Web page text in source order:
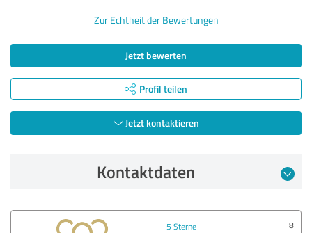
Zur Echtheit der Bewertungen
Jetzt bewerten
Profil teilen
Jetzt kontaktieren
Kontaktdaten
5 Sterne
8